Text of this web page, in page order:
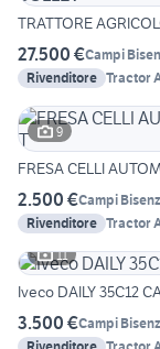
TRATTORE
27.500 €Campi
Rivenditore Tractor
9
FRESA CELLI
2.500 €Campi
Rivenditore Tractor
11
Iveco DAILY 35C12
3.500 €Campi